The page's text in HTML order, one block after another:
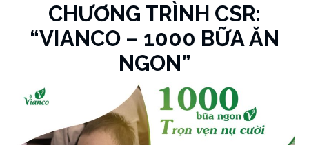
CHƯƠNG TRÌNH CSR:
“VIANCO – 1000 BỮA ĂN
NGON”